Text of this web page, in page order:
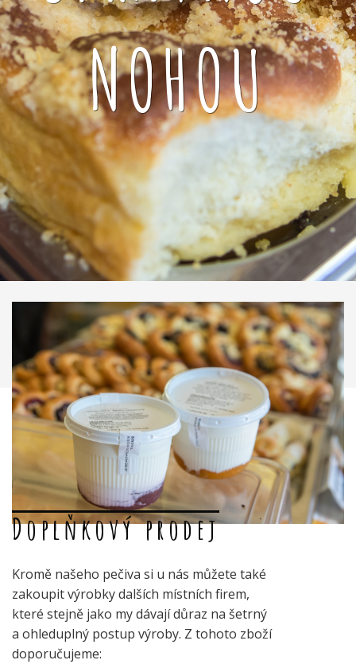
NOHOU
Doplňkový prodej
Kromě našeho pečiva si u nás můžete také
zakoupit výrobky dalších místních firem,
které stejně jako my dávají důraz na šetrný
a ohleduplný postup výroby. Z tohoto zboží
doporučujeme: